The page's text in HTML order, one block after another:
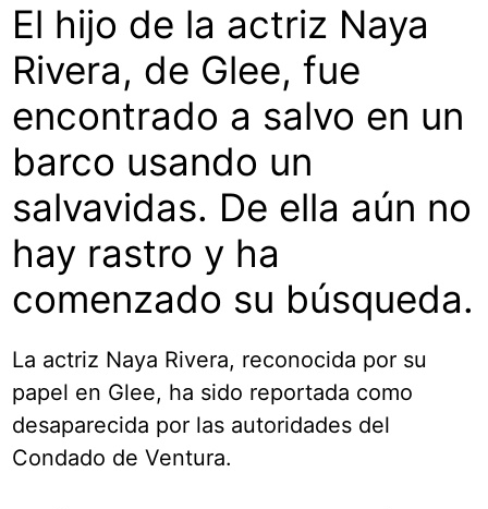
El hijo de la actriz Naya
Rivera, de Glee, fue
encontrado a salvo en un
barco usando un
salvavidas. De ella aún no
hay rastro y ha
comenzado su búsqueda.
La actriz Naya Rivera, reconocida por su
papel en Glee, ha sido reportada como
desaparecida por las autoridades del
Condado de Ventura.